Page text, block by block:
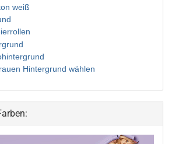
weiß
Hintergrund wählen